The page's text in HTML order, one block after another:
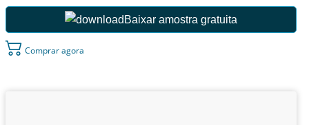
Baixar amostra gratuita
Comprar agora